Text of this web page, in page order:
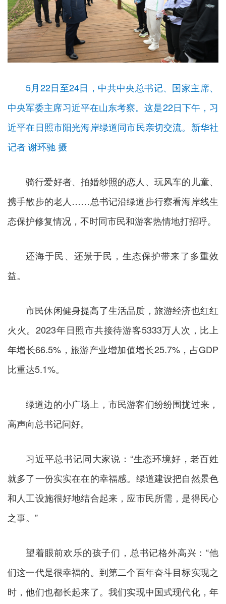
5月22日至24日，中共中央总书记、国家主席、
中央军委主席习近平在山东考察。这是22日下午，习
近平在日照市阳光海岸绿道同市民亲切交流。新华社
记者 谢环驰 摄
骑行爱好者、拍婚纱照的恋人、玩风车的儿童、
携手散步的老人……总书记沿绿道步行察看海岸线生
态保护修复情况，不时同市民和游客热情地打招呼。
还海于民、还景于民，生态保护带来了多重效
益。
市民休闲健身提高了生活品质，旅游经济也红红
火火。2023年日照市共接待游客5333万人次，比上
年增长66.5%，旅游产业增加值增长25.7%，占GDP
比重达5.1%。
绿道边的小广场上，市民游客们纷纷围拢过来，
高声向总书记问好。
习近平总书记同大家说：“生态环境好，老百姓
就多了一份实实在在的幸福感。绿道建设把自然景色
和人工设施很好地结合起来，应市民所需，是得民心
之事。”
望着眼前欢乐的孩子们，总书记格外高兴：“他
们这一代是很幸福的。到第二个百年奋斗目标实现之
时，他们也都长起来了。我们实现中国式现代化，年